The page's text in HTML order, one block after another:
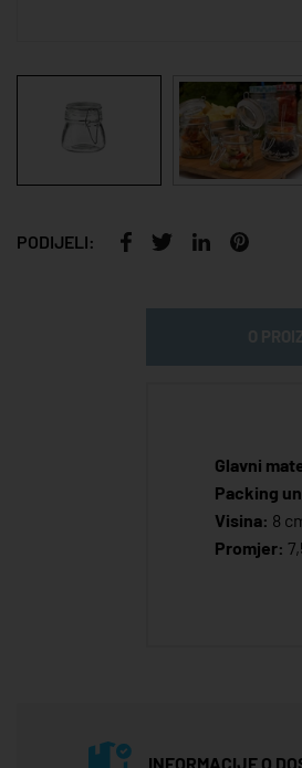
PODIJELI:
Glavni
Packing
Visina: 8
Promjer:
INFORMACIJE O